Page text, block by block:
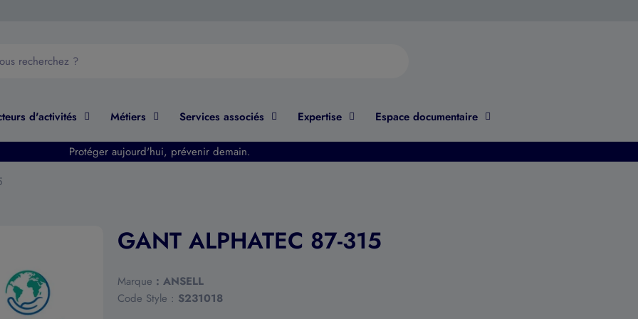
d'activités Métiers Services associés Expertise Espace documentaire
Protéger aujourd'hui, prévenir demain.
GANT ALPHATEC 87-315
Marque : ANSELL
Code Style : S231018